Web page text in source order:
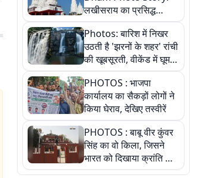
लखीसराय का प्रसिद्ध
अशोक धाम—आस्था,
श्रृंगार, अनुष्ठान और
अलौकिक संध्या आरती के
विहंगम दृश्य
Photos: बारिश में निखर
उठती है 'झरनों के शहर' रांची
की खूबसूरती, वीकेंड में घूम
आएं ये 5 वादियां
PHOTOS : भाजपा
कार्यालय का सैकड़ों लोगों ने
किया घेराव, देखिए तस्वीरें
PHOTOS : बाबू वीर कुंवर
सिंह का वो किला, जिसने
भारत को दिखाया क्रांति का
रास्ता: तस्वीरों में देखिए